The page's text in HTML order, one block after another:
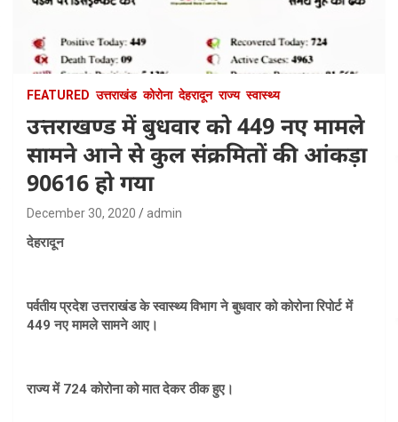
FEATURED उत्तराखंड कोरोना देहरादून राज्य स्वास्थ्य
उत्तराखण्ड में बुधवार को 449 नए मामले
सामने आने से कुल संक्रमितों की आंकड़ा
90616 हो गया
December 30, 2020 admin
देहरादून
पर्वतीय प्रदेश उत्तराखंड के स्वास्थ्य विभाग ने बुधवार को कोरोना रिपोर्ट में
449 नए मामले सामने आए।
राज्य में 724 कोरोना को मात देकर ठीक हुए।